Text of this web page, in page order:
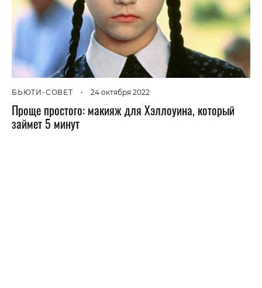
БЬЮТИ-СОВЕТ • 24 октября 2022
Проще простого: макияж для Хэллоуина, который
займет 5 минут